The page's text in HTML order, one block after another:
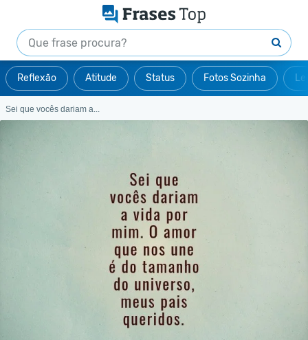
Reflexão Atitude Status Fotos Sozinha
Sei que vocês dariam a...